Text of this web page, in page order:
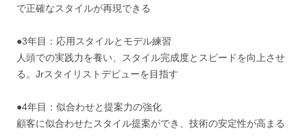
で正確なスタイルが再現できる
●3年目：応用スタイルとモデル練習
人頭での実践力を養い、スタイル完成度とスピードを向上させ
る。Jrスタイリストデビューを目指す
●4年目：似合わせと提案力の強化
顧客に似合わせたスタイル提案ができ、技術の安定性が高まる